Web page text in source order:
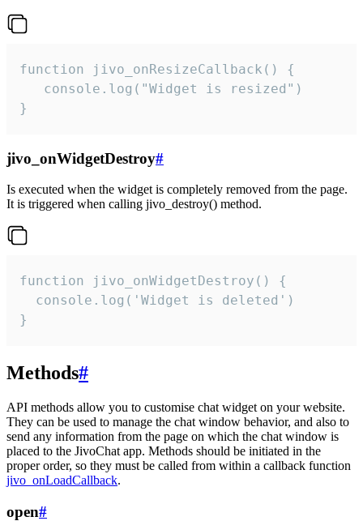
function jivo_onResizeCallback() {
   console.log("Widget is resized")
}
jivo_onWidgetDestroy#
Is executed when the widget is completely removed from the page.
It is triggered when calling jivo_destroy() method.
function jivo_onWidgetDestroy() {
  console.log('Widget is deleted')
}
Methods#
API methods allow you to customise chat widget on your website.
They can be used to manage the chat window behavior, and also to
send any information from the page on which the chat window is
placed to the JivoChat app. Methods should be initiated in the
proper order, so they must be called from within a callback function
jivo_onLoadCallback.
open#